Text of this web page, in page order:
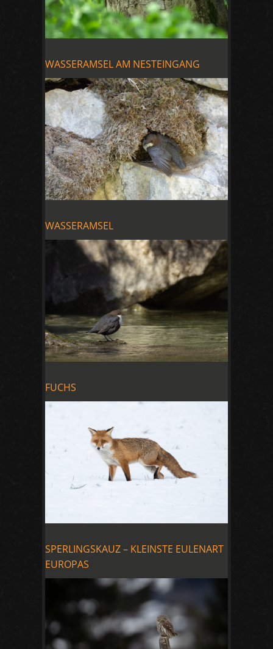
WASSERAMSEL AM NESTEINGANG
WASSERAMSEL
FUCHS
SPERLINGSKAUZ – KLEINSTE EULENART
EUROPAS